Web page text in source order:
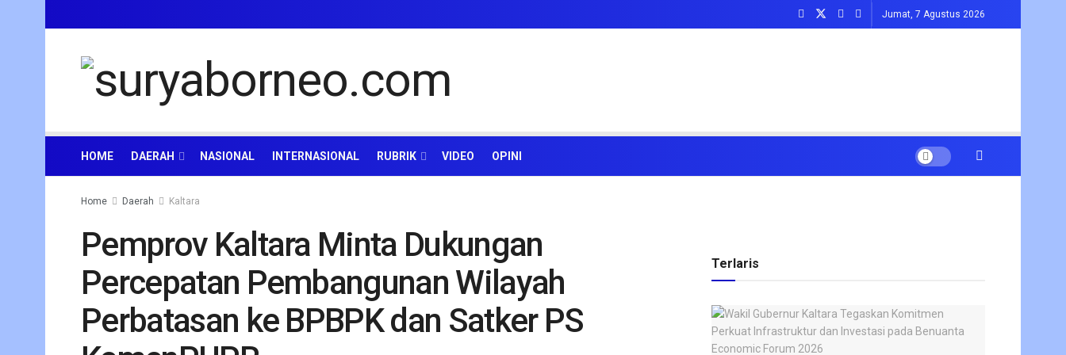
Jumat, 7 Agustus 2026
HOME DAERAH NASIONAL INTERNASIONAL RUBRIK VIDEO OPINI
Home Daerah Kaltara
Pemprov Kaltara Minta Dukungan
Percepatan Pembangunan Wilayah
Perbatasan ke BPBPK dan Satker PS
Terlaris